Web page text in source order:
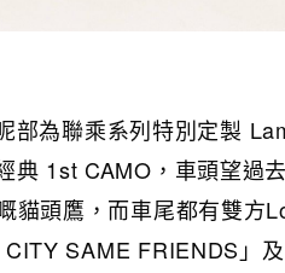
部為聯乘系列特別定製
典 1st CAMO，車頭望過
貓頭鷹，而車尾都有雙方
SAME FRIENDS」